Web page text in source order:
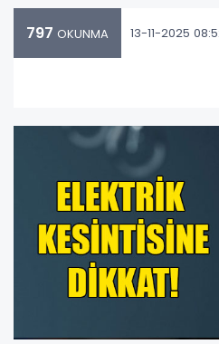
797 OKUNMA 13-11-2025